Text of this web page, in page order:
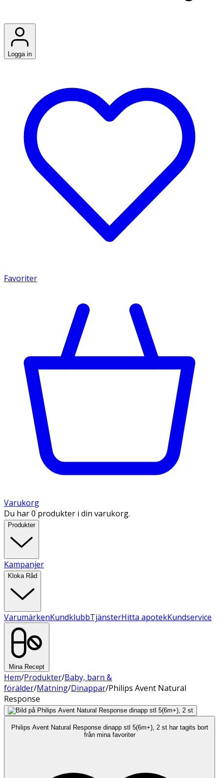
Logga in
Favoriter
Varukorg
Du har 0 produkter i din varukorg.
Produkter
Kampanjer
Kloka Råd
VarumärkenKundklubbTjänsterHitta apotekKundservice
Mina Recept
Hem/Produkter/Baby, barn &
förälder/Matning/Dinappar/Philips Avent Natural
Response
Philips Avent Natural Response dinapp stl 5(6m+), 2 st har tagits bort
från mina favoriter